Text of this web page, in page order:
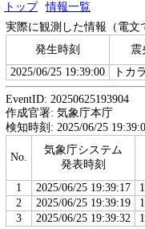
トップ
情報一覧
実際に観測した情報（電文
発生時刻
震
2025/06/25 19:39:00
トカ
EventID: 20250625193904
作成官署: 気象庁本庁
検知時刻: 2025/06/25
No.
気象庁システム
発表時刻
1
2025/06/25 19:39:17
2
2025/06/25 19:39:19
3
2025/06/25 19:39:32